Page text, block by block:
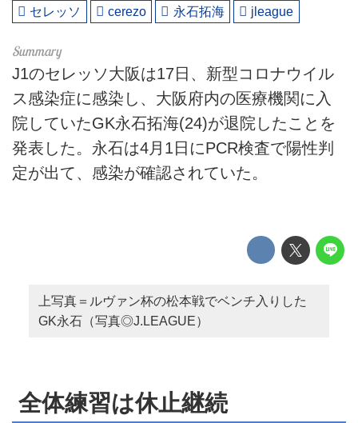
セレッソ
cerezo 永石拓海 jleague
J1のセレッソ大阪は17日、新型コロナウイル
ス感染症に感染し、大阪府内の医療機関に入
院していたGK永石拓海(24)が退院したことを
発表した。永石は4月1日にPCR検査で陽性判
定が出て、感染が確認されていた。
上写真＝ルヴァン杯の松本戦でベンチ入りした
GK永石（写真◎J.LEAGUE）
全体練習は休止継続